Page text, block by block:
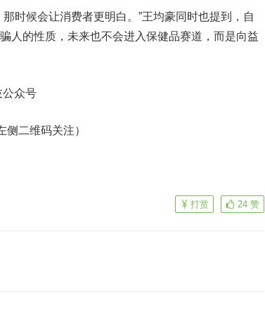
候会让消费者更明白。”王均豪同时也提到，自
人的性质，未来也不会进入保健品赛道，而是向益
公众号
侧二维码关注）
24 赞
打赏